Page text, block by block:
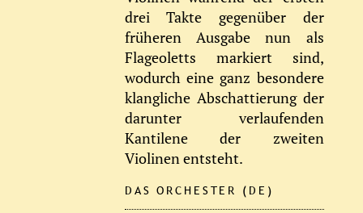
drei Takte gegenüber der
früheren Ausgabe nun als
Flageoletts markiert sind,
wodurch eine ganz besondere
klangliche Abschattierung der
darunter verlaufenden
Kantilene der zweiten
Violinen entsteht.
DAS ORCHESTER (DE)